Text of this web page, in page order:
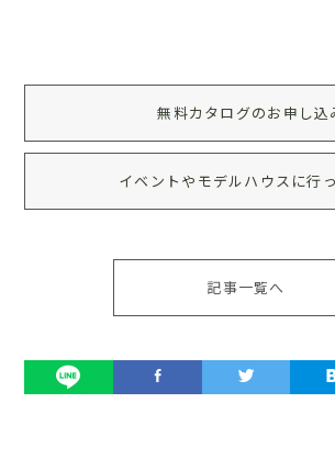
無料カタログのお申し込
イベントやモデルハウスに行
記事一覧へ